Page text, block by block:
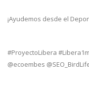
¡Ayudemos desde el
#ProyectoLibera
@ecoembes